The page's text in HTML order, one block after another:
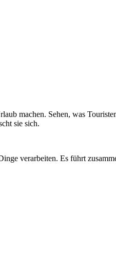
machen. Sehen, was
sie sich.
verarbeiten. Es führt